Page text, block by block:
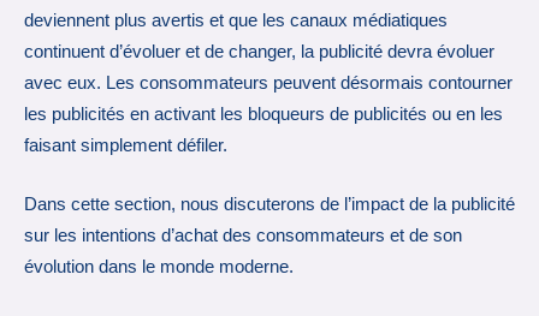
deviennent plus avertis et que les canaux médiatiques
continuent d’évoluer et de changer, la publicité devra évoluer
avec eux. Les consommateurs peuvent désormais contourner
les publicités en activant les bloqueurs de publicités ou en les
faisant simplement défiler.
Dans cette section, nous discuterons de l’impact de la publicité
sur les intentions d’achat des consommateurs et de son
évolution dans le monde moderne.